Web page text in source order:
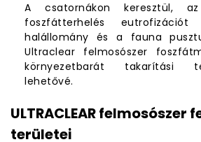
A csatornákon keresztül,
foszfátterhelés
halállomány és a fauna
Ultraclear felmosószer
környezetbarát takarítási
lehetővé.
ULTRACLEAR felmosószer
területei